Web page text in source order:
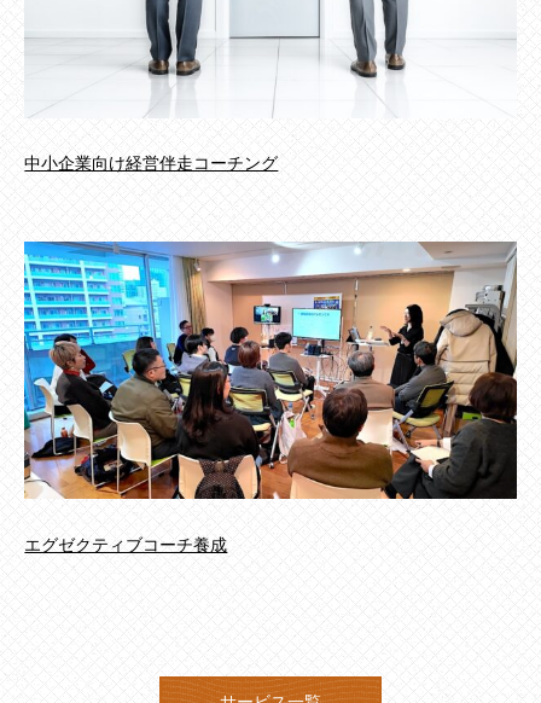
中小企業向け経営伴走コーチング
エグゼクティブコーチ養成